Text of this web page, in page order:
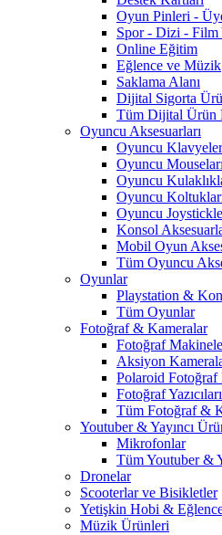
Oyun Pinleri -
Spor - Dizi - Film
Online Eğitim
Eğlence ve Müzik
Saklama Alanı
Dijital Sigorta
Tüm Dijital Ürün
Oyuncu Aksesuarları
Oyuncu
Oyuncu Mouseları
Oyuncu
Oyuncu
Oyuncu
Konsol
Mobil Oyun
Tüm Oyuncu
Oyunlar
Playstation &
Tüm Oyunlar
Fotoğraf & Kameralar
Fotoğraf
Aksiyon
Polaroid Fotoğraf
Fotoğraf Yazıcıları
Tüm Fotoğraf &
Youtuber & Yayıncı
Mikrofonlar
Tüm Youtuber &
Dronelar
Scooterlar ve Bisikletler
Yetişkin Hobi &
Müzik Ürünleri